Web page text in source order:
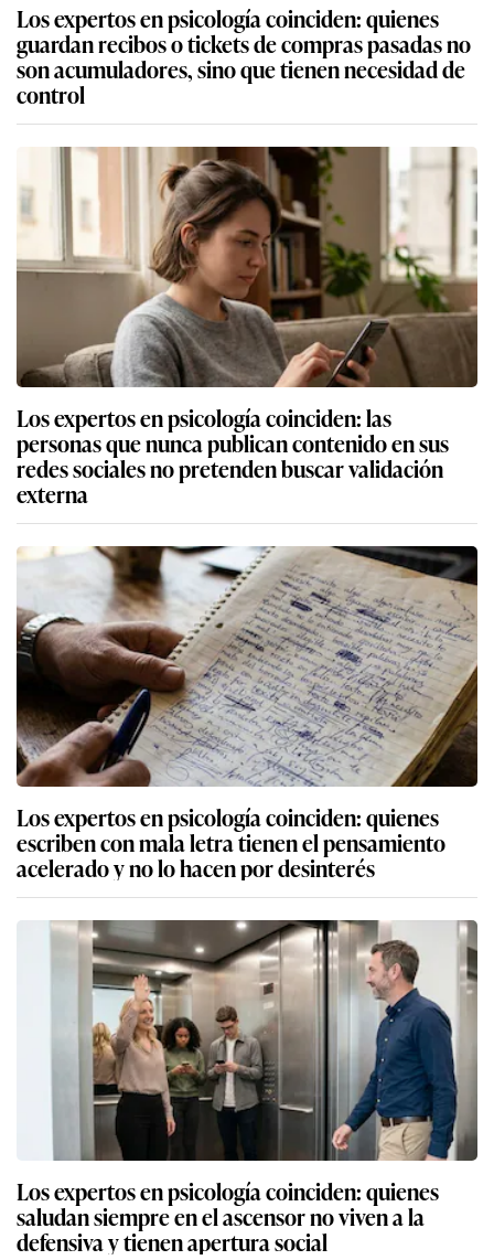
Los expertos en psicología coinciden: quienes
guardan recibos o tickets de compras pasadas no
son acumuladores, sino que tienen necesidad de
control
Los expertos en psicología coinciden: las
personas que nunca publican contenido en sus
redes sociales no pretenden buscar validación
externa
Los expertos en psicología coinciden: quienes
escriben con mala letra tienen el pensamiento
acelerado y no lo hacen por desinterés
Los expertos en psicología coinciden: quienes
saludan siempre en el ascensor no viven a la
defensiva y tienen apertura social